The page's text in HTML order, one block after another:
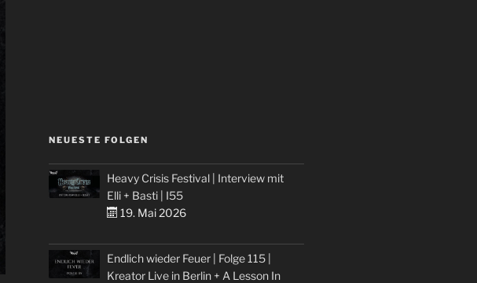
NEUESTE FOLGEN
Heavy Crisis Festival | Interview mit
Elli + Basti | I55
19. Mai 2026
Endlich wieder Feuer | Folge 115 |
Kreator Live in Berlin + A Lesson In